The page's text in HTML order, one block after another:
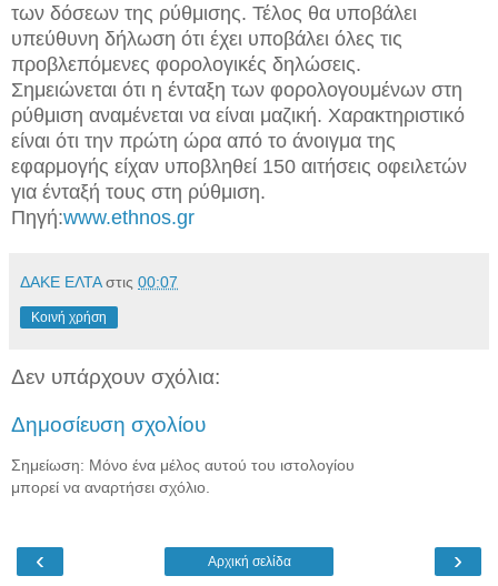
των δόσεων της ρύθμισης. Τέλος θα υποβάλει
υπεύθυνη δήλωση ότι έχει υποβάλει όλες τις
προβλεπόμενες φορολογικές δηλώσεις.
Σημειώνεται ότι η ένταξη των φορολογουμένων στη
ρύθμιση αναμένεται να είναι μαζική. Χαρακτηριστικό
είναι ότι την πρώτη ώρα από το άνοιγμα της
εφαρμογής είχαν υποβληθεί 150 αιτήσεις οφειλετών
για ένταξή τους στη ρύθμιση.
Πηγή:www.ethnos.gr
ΔΑΚΕ ΕΛΤΑ στις 00:07
Κοινή χρήση
Δεν υπάρχουν σχόλια:
Δημοσίευση σχολίου
Σημείωση: Μόνο ένα μέλος αυτού του ιστολογίου
μπορεί να αναρτήσει σχόλιο.
‹ ›
Αρχική σελίδα